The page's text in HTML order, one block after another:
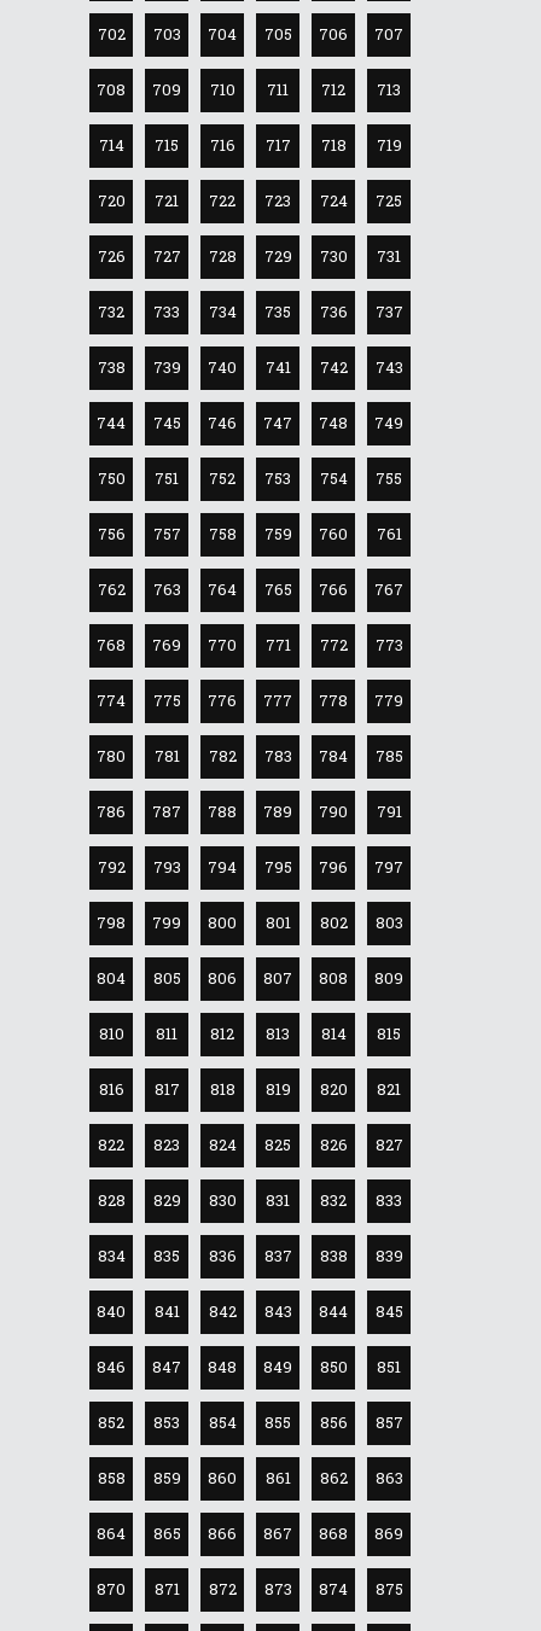
702 703 704 705 706 707
708 709 710 711 712 713
714 715 716 717 718 719
720 721 722 723 724 725
726 727 728 729 730 731
732 733 734 735 736 737
738 739 740 741 742 743
744 745 746 747 748 749
750 751 752 753 754 755
756 757 758 759 760 761
762 763 764 765 766 767
768 769 770 771 772 773
774 775 776 777 778 779
780 781 782 783 784 785
786 787 788 789 790 791
792 793 794 795 796 797
798 799 800 801 802 803
804 805 806 807 808 809
810 811 812 813 814 815
816 817 818 819 820 821
822 823 824 825 826 827
828 829 830 831 832 833
834 835 836 837 838 839
840 841 842 843 844 845
846 847 848 849 850 851
852 853 854 855 856 857
858 859 860 861 862 863
864 865 866 867 868 869
870 871 872 873 874 875